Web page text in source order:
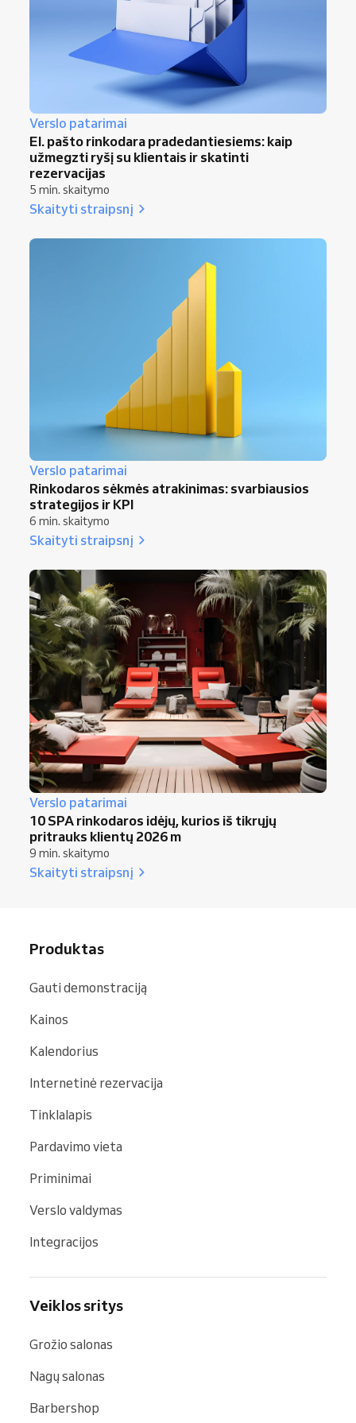
Verslo patarimai
El. pašto rinkodara pradedantiesiems: kaip
užmegzti ryšį su klientais ir skatinti
rezervacijas
5 min. skaitymo
Skaityti straipsnį
Verslo patarimai
Rinkodaros sėkmės atrakinimas: svarbiausios
strategijos ir KPI
6 min. skaitymo
Skaityti straipsnį
Verslo patarimai
10 SPA rinkodaros idėjų, kurios iš tikrųjų
pritrauks klientų 2026 m
9 min. skaitymo
Skaityti straipsnį
Produktas
Gauti demonstraciją
Kainos
Kalendorius
Internetinė rezervacija
Tinklalapis
Pardavimo vieta
Priminimai
Verslo valdymas
Integracijos
Veiklos sritys
Grožio salonas
Nagų salonas
Barbershop